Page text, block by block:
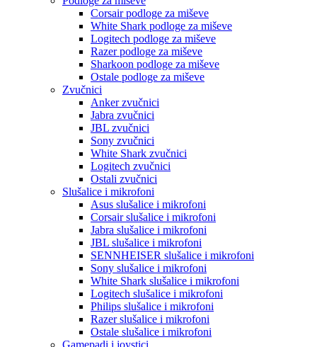
Corsair podloge za miševe
White Shark podloge za miševe
Logitech podloge za miševe
Razer podloge za miševe
Sharkoon podloge za miševe
Ostale podloge za miševe
Zvučnici
Anker zvučnici
Jabra zvučnici
JBL zvučnici
Sony zvučnici
White Shark zvučnici
Logitech zvučnici
Ostali zvučnici
Slušalice i mikrofoni
Asus slušalice i mikrofoni
Corsair slušalice i mikrofoni
Jabra slušalice i mikrofoni
JBL slušalice i mikrofoni
SENNHEISER slušalice i mikrofoni
Sony slušalice i mikrofoni
White Shark slušalice i mikrofoni
Logitech slušalice i mikrofoni
Philips slušalice i mikrofoni
Razer slušalice i mikrofoni
Ostale slušalice i mikrofoni
Gamepadi i joystici